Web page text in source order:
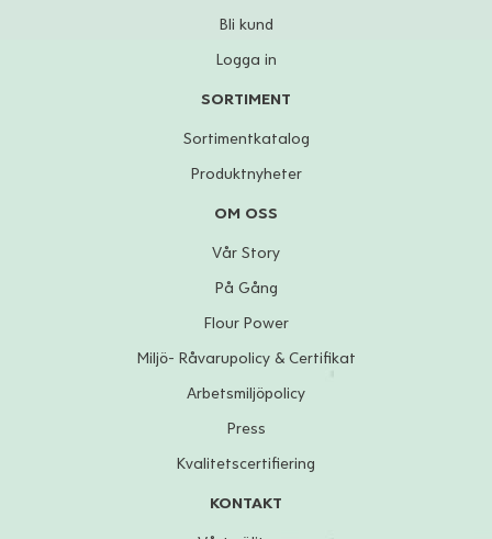
Bli kund
Logga in
SORTIMENT
Sortimentkatalog
Produktnyheter
OM OSS
Vår Story
På Gång
Flour Power
Miljö- Råvarupolicy & Certifikat
Arbetsmiljöpolicy
Press
Kvalitetscertifiering
KONTAKT